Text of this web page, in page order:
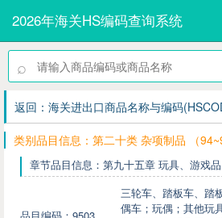
2026年海关HS编码查询系统
⌕
返回：海关进出口商品名称与编码
类别品目信息：第二十类 杂项制品 （
章节品目信息：第九十五章 玩具、游戏
品目编码：9503
三轮车、踏板车、踏
偶车；玩偶；其他玩